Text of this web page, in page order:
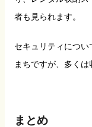
者も見られます。
セキュリティにつ
まちですが、多くは
まとめ